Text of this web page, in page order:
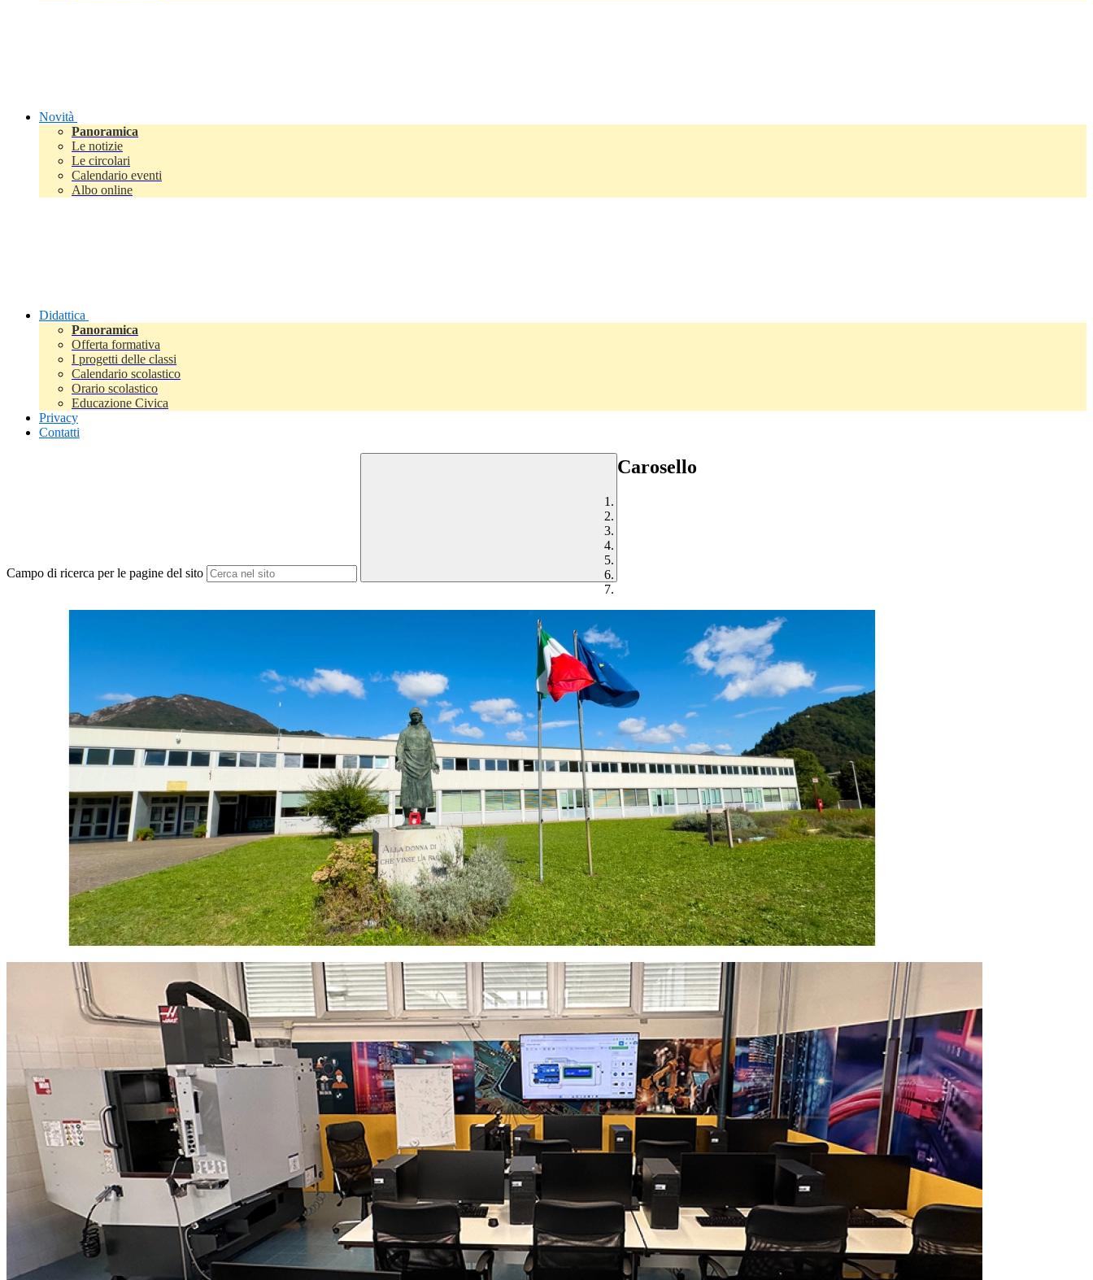
Novità
Panoramica
Le notizie
Le circolari
Calendario eventi
Albo online
Didattica
Panoramica
Offerta formativa
I progetti delle classi
Calendario scolastico
Orario scolastico
Educazione Civica
Privacy
Contatti
Campo di ricerca per le pagine del sito
Carosello